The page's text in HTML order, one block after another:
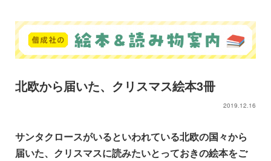
北欧から届いた、クリスマス絵本3冊
2019.12.16
サンタクロースがいるといわれている北欧の国々から
届いた、クリスマスに読みたいとっておきの絵本をご